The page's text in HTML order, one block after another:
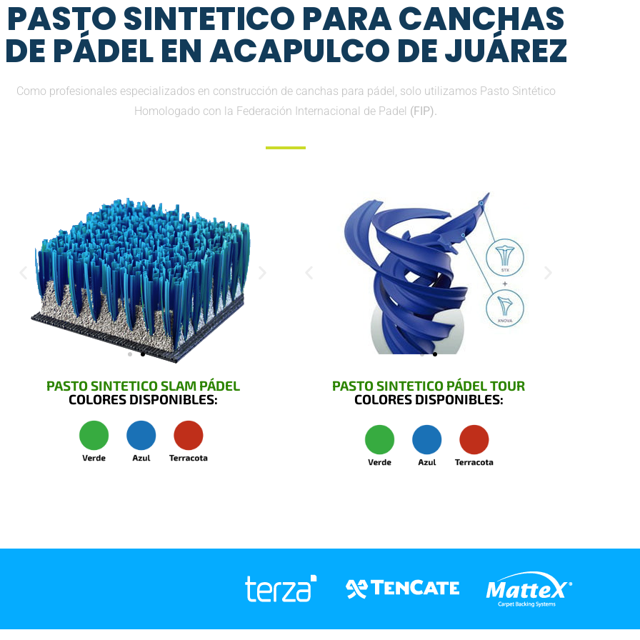
PASTO SINTETICO PARA CANCHAS
DE PÁDEL EN ACAPULCO DE JUÁREZ
Como profesionales especializados en construcción de canchas para pádel, solo utilizamos Pasto Sintético
Homologado con la Federación Internacional de Padel (FIP).
PASTO SINTETICO SLAM PÁDEL
COLORES DISPONIBLES:
PASTO SINTETICO PÁDEL TOUR
COLORES DISPONIBLES: